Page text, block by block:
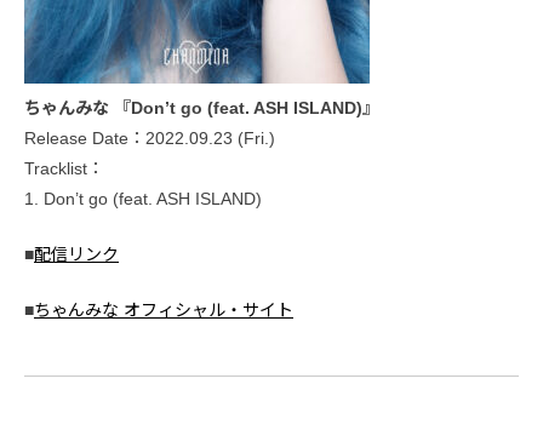
ちゃんみな 『Don’t go (feat. ASH ISLAND)』
Release Date：2022.09.23 (Fri.)
Tracklist：
1. Don’t go (feat. ASH ISLAND)
■配信リンク
■ちゃんみな オフィシャル・サイト